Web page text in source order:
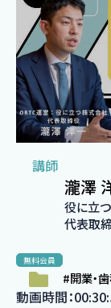
講師
瀧澤
役に立
代表取
無料会員
#開業・
動画時間：